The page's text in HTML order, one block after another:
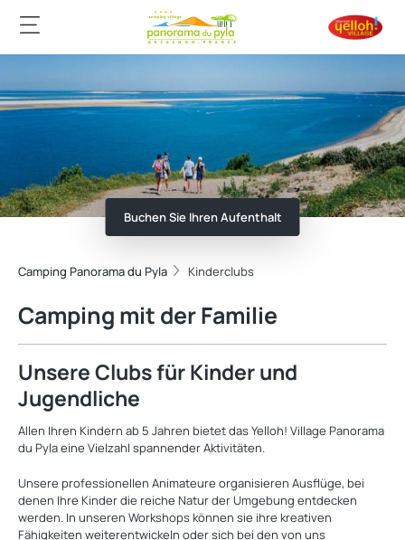
Buchen Sie Ihren Aufenthalt
Camping Panorama du Pyla Kinderclubs
Camping mit der Familie
Unsere Clubs für Kinder und
Jugendliche
Allen Ihren Kindern ab 5 Jahren bietet das Yelloh! Village Panorama
du Pyla eine Vielzahl spannender Aktivitäten.
Unsere professionellen Animateure organisieren Ausflüge, bei
denen Ihre Kinder die reiche Natur der Umgebung entdecken
werden. In unseren Workshops können sie ihre kreativen
Fähigkeiten weiterentwickeln oder sich bei den von uns